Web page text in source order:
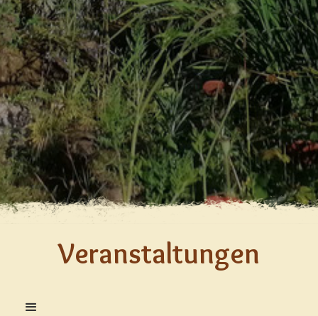
Veranstaltungen